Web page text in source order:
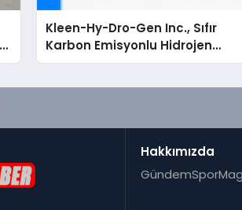
Kleen-Hy-Dro-Gen Inc., Sıfır
Karbon Emisyonlu Hidrojen
Isıtma Teknolojisinde ISO ve
Hakkımızda
GündemSpor